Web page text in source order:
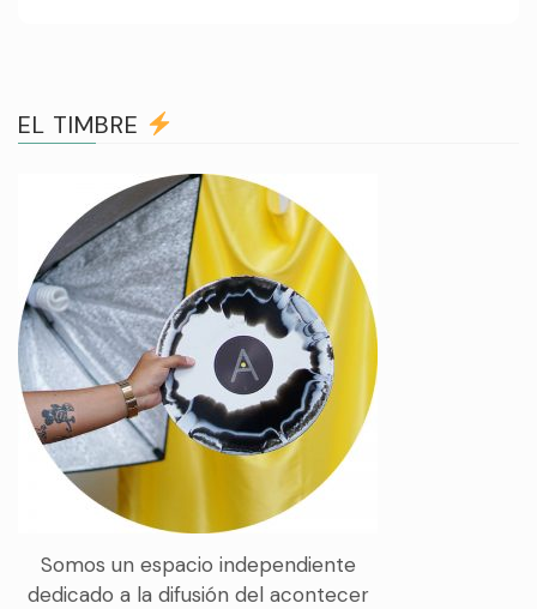
EL TIMBRE
Somos un espacio independiente
dedicado a la difusión del acontecer